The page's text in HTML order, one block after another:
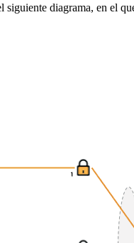
siguiente diagrama, en el